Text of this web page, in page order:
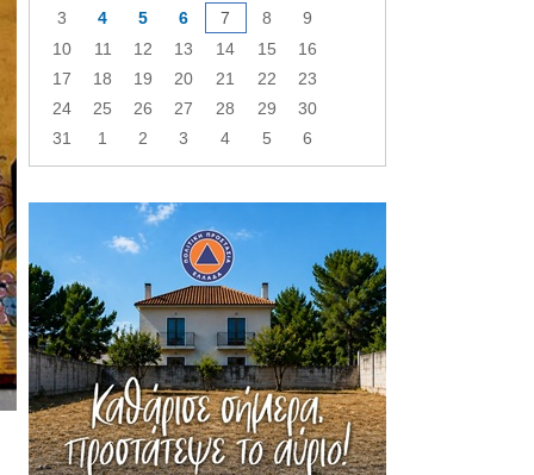
3
4 5 6 7 8
9
10
11 12 13 14 15
16
17
18 19 20 21 22
23
24
25 26 27 28 29
30
31
1 2 3 4 5 6